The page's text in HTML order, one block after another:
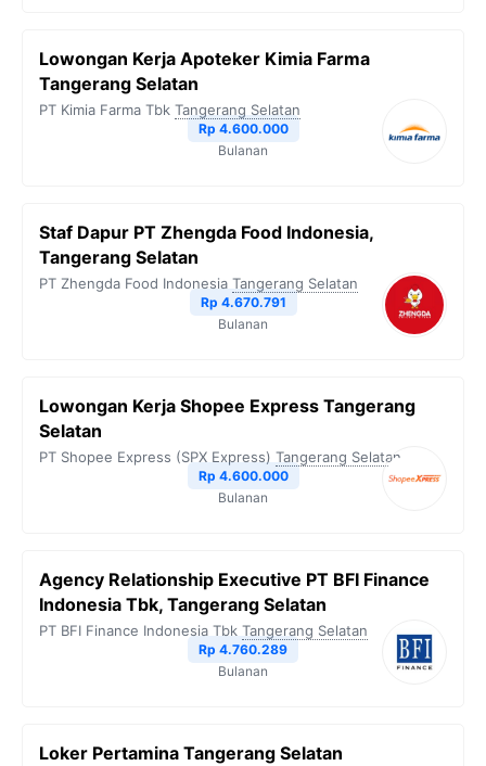
Lowongan Kerja Apoteker Kimia Farma
Tangerang Selatan
PT Kimia Farma Tbk Tangerang Selatan
Rp 4.600.000
Bulanan
Staf Dapur PT Zhengda Food Indonesia,
Tangerang Selatan
PT Zhengda Food Indonesia Tangerang Selatan
Rp 4.670.791
Bulanan
Lowongan Kerja Shopee Express Tangerang
Selatan
PT Shopee Express (SPX Express) Tangerang Selatan
Rp 4.600.000
Bulanan
Agency Relationship Executive PT BFI Finance
Indonesia Tbk, Tangerang Selatan
PT BFI Finance Indonesia Tbk Tangerang Selatan
Rp 4.760.289
Bulanan
Loker Pertamina Tangerang Selatan